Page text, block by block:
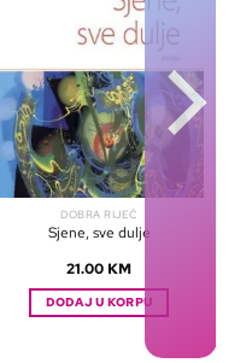
DOBRA RIJEČ
Sjene, sve dulje
21.00 KM
DODAJ U KORPU